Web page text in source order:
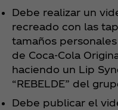
Debe realizar un
recreado con las
tamaños
de Coca‑Cola
haciendo un Lip
“REBELDE” del
Debe publicar el